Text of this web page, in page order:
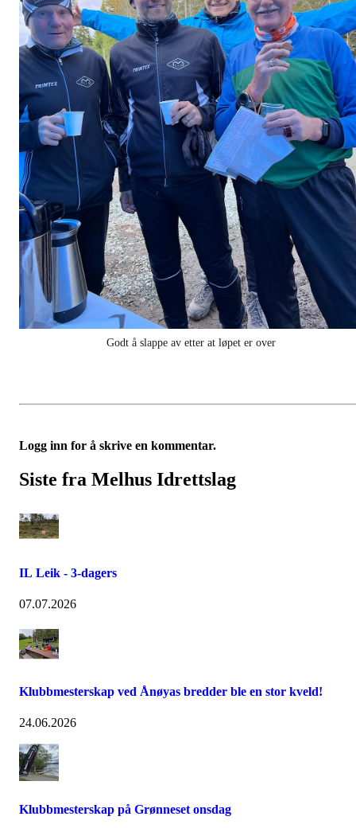
Godt å slappe av etter at løpet er over
Logg inn for å skrive en kommentar.
Siste fra Melhus Idrettslag
IL Leik - 3-dagers
07.07.2026
Klubbmesterskap ved Ånøyas bredder ble en stor kveld!
24.06.2026
Klubbmesterskap på Grønneset onsdag